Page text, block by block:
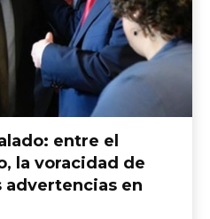
entre el
la voracidad de
advertencias en